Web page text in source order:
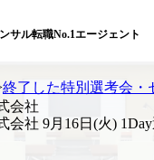
サル転職No.1エージェント
終了した特別選考会・
会社
会社 9月16日(火)